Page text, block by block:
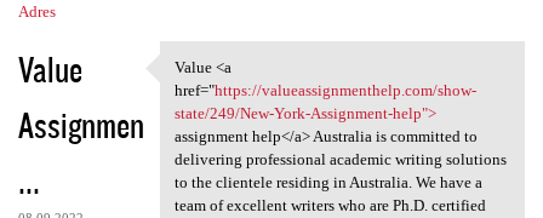
Adres
Value
Assignmen
...
Value <a href="https:/
Value <a
href="https://valueassignmenthelp.com/show-
state/249/New-York-Assignment-help">
assignment help</a> Australia is committed to
delivering professional academic writing solutions
to the clientele residing in Australia. We have a
team of excellent writers who are Ph.D. certified